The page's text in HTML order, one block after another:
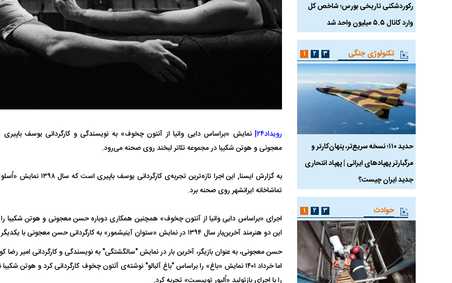
رویداد۲۴|
نمایش «براساس دایی‌ وانیا از آنتون چخوف» به نویسندگی و کارگردانی یوسف باپیری
معجونی و هوتن شکیبا در مجموعه تئاتر لبخند روی صحنه می‌رود.
به گزارش ایسنا, این اجرا تازه‌ترین
تماشاخانه ایرانشهر روی صحنه برد.
این دو هنرمند آخرین‌بار سال ۱۳۹۴ در نمایش «ستوان آینیشمور» به کارگردانی حسن معجونی با یکدیگر هم‌کاری کردند.
حسن معجونی، به عنوان بازیگر، آخرین بار در نمایش "سالگشتگی" به نویسندگی و کارگردانی امیر
اما خرداد ۱۴۰۱ نمایش «باغ» را براساس "باغ آلبالو" نوشته‌ی آنتون چخوف کارگردانی کرد و هوتن
را با اجرای بازتولید «اُلیور توییست» تجربه کرد.
رکوردشکنی تاریخی بورس؛ شاخص کل
وارد کانال ۵.۵ میلیون واحد شد
هجوم نقدینگی به بورس؛ شاخص کل و
هم‌وزن در قله تاریخی
بورس تهران رکورد شکست
رکوردشکنی
وارد کانال ۵.۵ میلیون واحد شد
تکنولوژی جنگی
حدید ۱۱۰؛ نسخه سریع‌تر، پنهان‌کارتر و
مرگبارتر پهپادهای ایرانی | پهپاد انتحاری
جدید ایران چیست؟
هواپیمای مرموز E-11A BACN چیست؟
فضاپیمای «استارشیپ» ایلان ماسک
جدید ایران
۱ ۲ ۳
حوادث ۱ ۲ ۳